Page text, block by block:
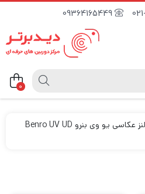
09364165449
0
فیلتر لنز عکاسی یو وی بنرو Benro UV UD